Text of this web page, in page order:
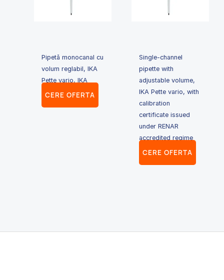
Pipetă monocanal cu
volum reglabil, IKA
Pette vario, IKA
CERE OFERTA
Single-channel
pipette with
adjustable volume,
IKA Pette vario, with
calibration
certificate issued
under RENAR
accredited regime
CERE OFERTA